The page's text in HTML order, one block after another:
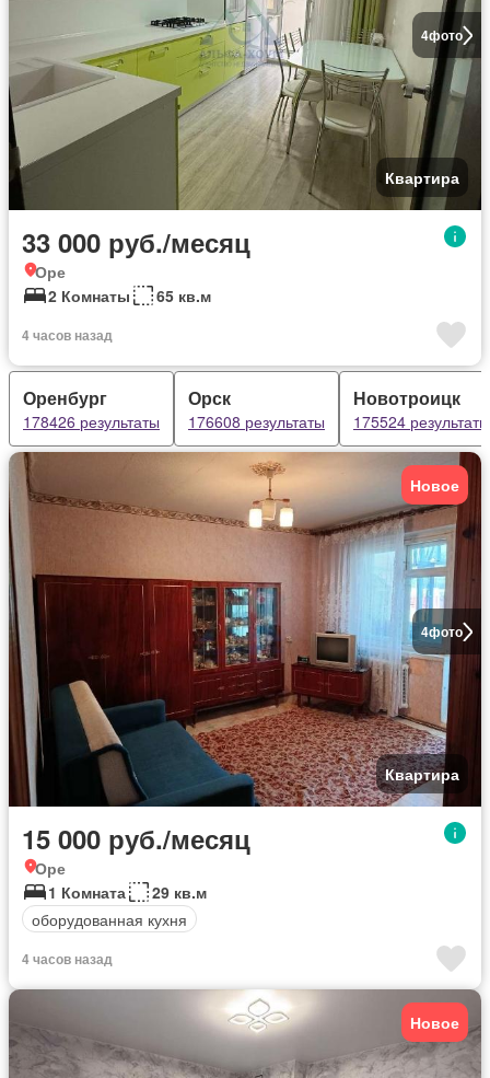
4фото
Квартира
33 000 руб./месяц
Оре
2 Комнаты
65 кв.м
4 часов назад
Оренбург
178426 результаты
Орск
176608 результаты
Новотроицк
175524 результаты
4фото
Новое
Квартира
15 000 руб./месяц
Оре
1 Комната
29 кв.м
оборудованная кухня
4 часов назад
Новое